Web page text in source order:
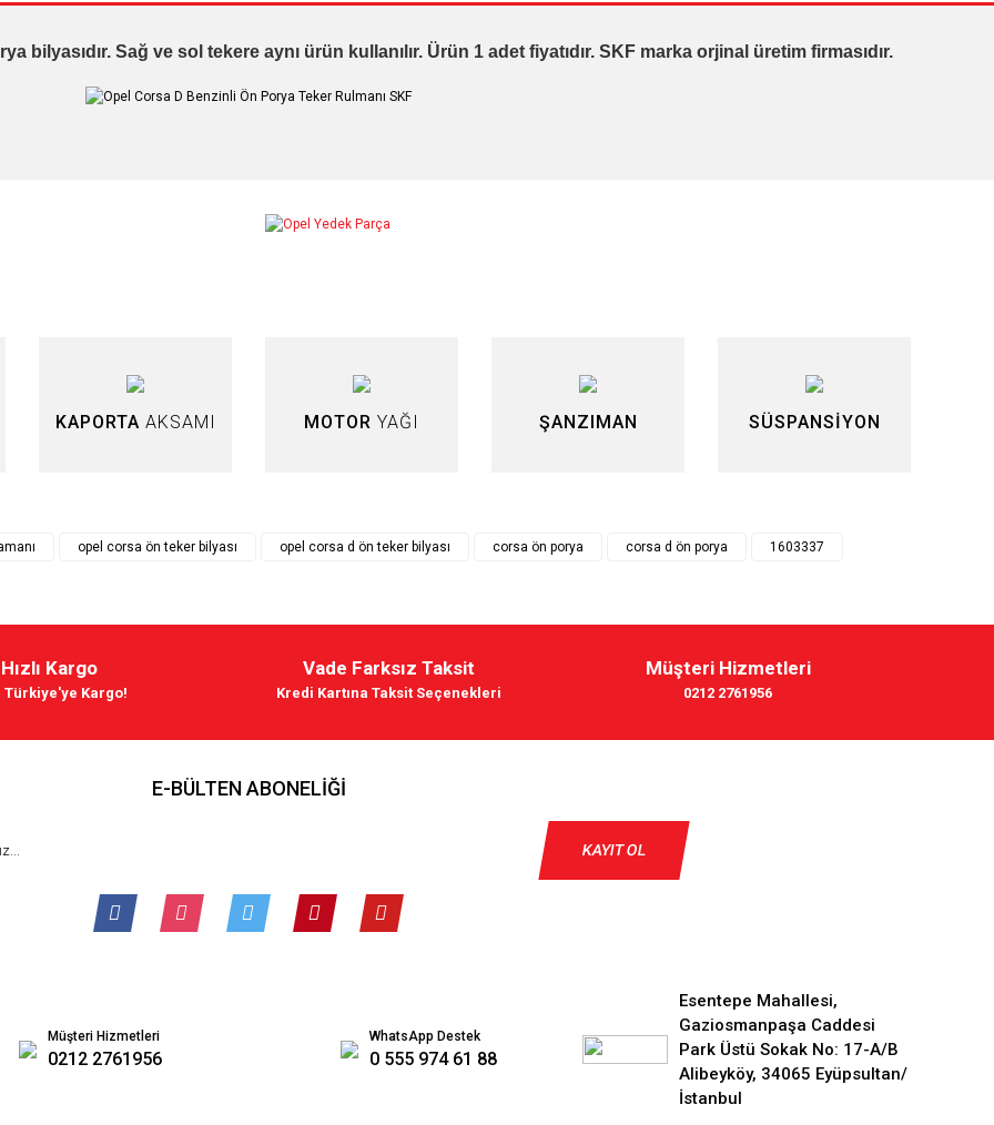
Sağ ve sol tekere aynı ürün kullanılır. Ürün 1 adet fiyatıdır. SKF marka orjinal üretim firmasıdır.
yetersiz gördüğünüz noktaları öneri formunu kullanarak tarafımıza iletebilirsiniz.
KAPORTA AKSAMI MOTOR YAĞI ŞANZIMAN SÜSPANSİYON
opel corsa ön teker bilyası opel corsa d ön teker bilyası corsa ön porya corsa d ön porya 1603337
Hızlı Kargo
Türkiye'ye Kargo!
Vade Farksız Taksit
Kredi Kartına Taksit Seçenekleri
Müşteri Hizmetleri
0212 2761956
E-BÜLTEN ABONELİĞİ
KAYIT OL
Müşteri Hizmetleri
0212 2761956
WhatsApp Destek
0 555 974 61 88
Esentepe Mahallesi,
Gaziosmanpaşa Caddesi
Park Üstü Sokak No: 17-A/B
Alibeyköy, 34065 Eyüpsultan/
İstanbul